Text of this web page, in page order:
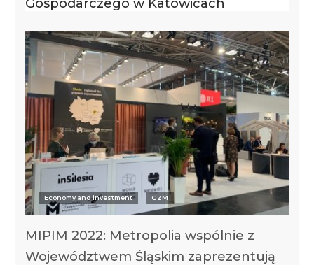
Gospodarczego w Katowicach
Economy and investment GZM
MIPIM 2022: Metropolia wspólnie z
Województwem Śląskim zaprezentują